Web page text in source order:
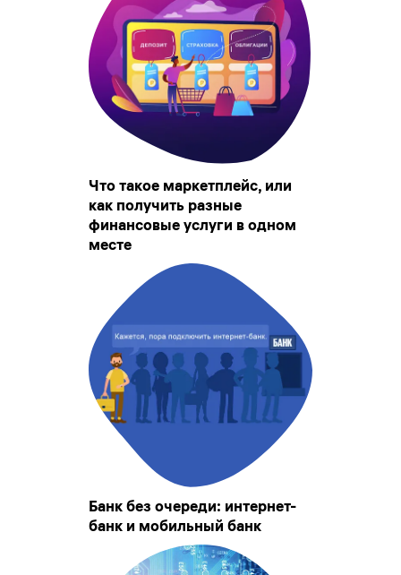
Что такое маркетплейс, или
как получить разные
финансовые услуги в одном
месте
Банк без очереди: интернет-
банк и мобильный банк